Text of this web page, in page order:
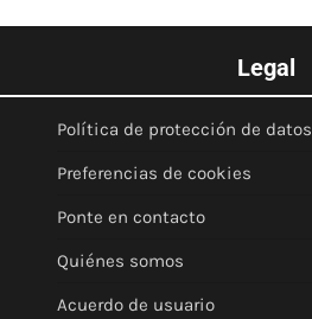
Legal
Política de protección de datos
Preferencias de cookies
Ponte en contacto
Quiénes somos
Acuerdo de usuario